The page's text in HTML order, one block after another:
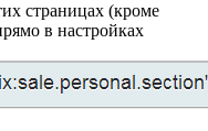
страницах (кроме
в настройках